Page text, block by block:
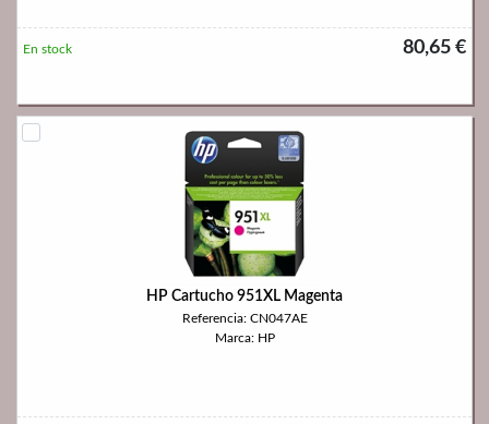
80,65 €
En stock
HP Cartucho 951XL Magenta
Referencia: CN047AE
Marca: HP